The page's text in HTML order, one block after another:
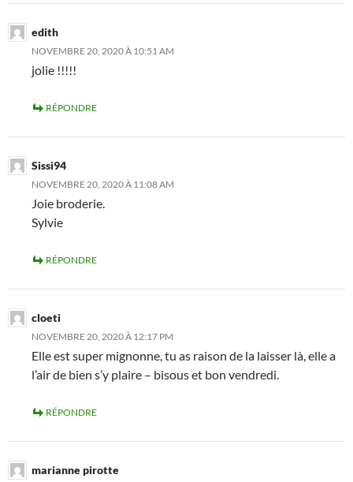
edith
NOVEMBRE 20, 2020 À 10:51 AM
jolie !!!!!
RÉPONDRE
Sissi94
NOVEMBRE 20, 2020 À 11:08 AM
Joie broderie.
Sylvie
RÉPONDRE
cloeti
NOVEMBRE 20, 2020 À 12:17 PM
Elle est super mignonne, tu as raison de la laisser là, elle a
l’air de bien s’y plaire – bisous et bon vendredi.
RÉPONDRE
marianne pirotte